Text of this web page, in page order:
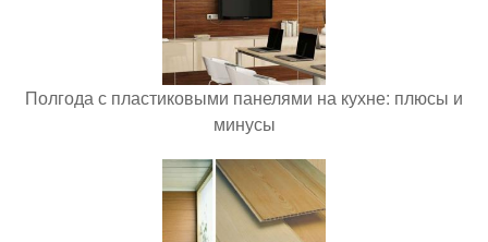
Полгода с пластиковыми панелями на кухне: плюсы и
минусы